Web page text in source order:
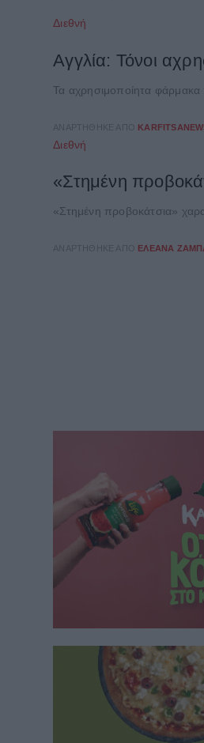
Διεθνή
Αγγλία: Τόνοι
Τα αχρησιμοποίητα φάρμακα
ΑΝΑΡΤΉΘΗΚΕ ΑΠΌ
Διεθνή
«Στημένη
«Στημένη προβοκάτσια»
ΑΝΑΡΤΉΘΗΚΕ ΑΠΌ ΕΛΕΆΝΑ